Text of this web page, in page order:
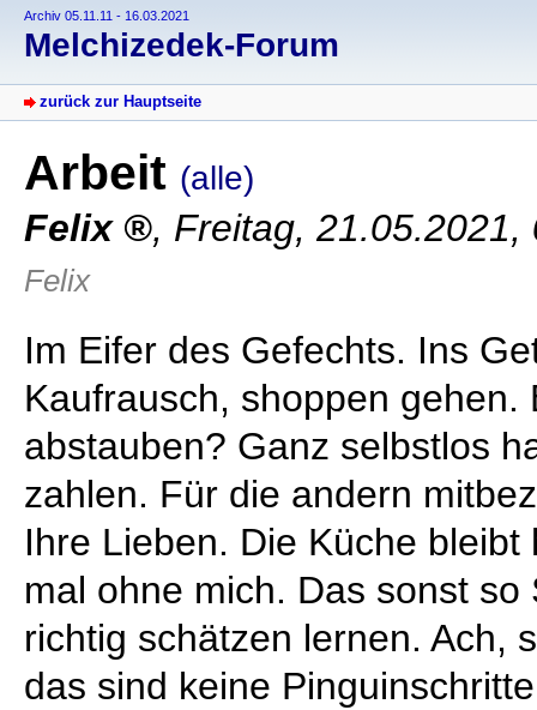
Archiv 05.11.11 - 16.03.2021
Melchizedek-Forum
zurück zur Hauptseite
Arbeit (alle)
Felix , Freitag,
Felix
Im Eifer des Gefechts. Ins
Kaufrausch, shoppen gehen.
abstauben? Ganz selbstlos
zahlen. Für die andern
Ihre Lieben. Die Küche
mal ohne mich. Das sonst
richtig schätzen lernen. Ach,
das sind keine